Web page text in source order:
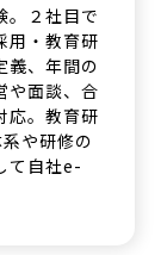
。２社目で
用・教育研
義、年間の
や面談、合
応。教育研
や研修の
て自社e-